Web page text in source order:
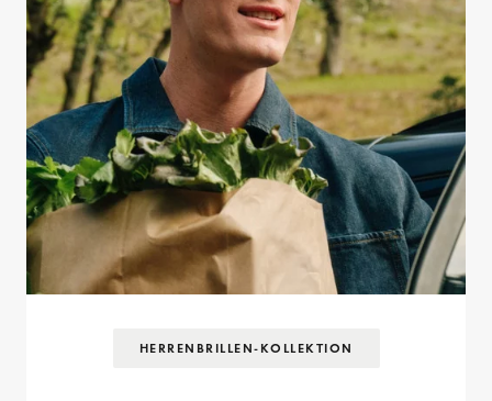
HERRENBRILLEN-KOLLEKTION